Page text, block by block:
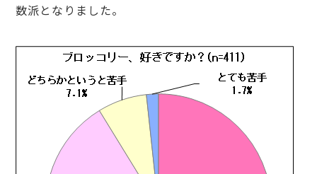
数派となりました。